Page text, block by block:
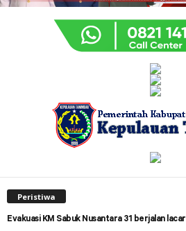
Peristiwa
Evakuasi KM Sabuk Nusantara 31 berjalan lacar